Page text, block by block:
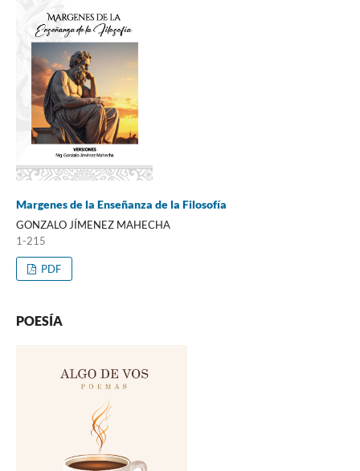
Margenes de la Enseñanza de la Filosofía
GONZALO JÍMENEZ MAHECHA
1-215
PDF
POESÍA